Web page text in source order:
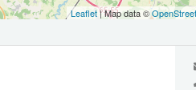
Leaflet| Map data ©